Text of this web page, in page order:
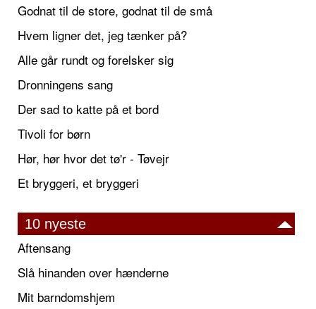
Godnat til de store, godnat til de små
Hvem ligner det, jeg tænker på?
Alle går rundt og forelsker sig
Dronningens sang
Der sad to katte på et bord
Tivoli for børn
Hør, hør hvor det tø'r - Tøvejr
Et bryggeri, et bryggeri
10 nyeste
Aftensang
Slå hinanden over hænderne
Mit barndomshjem